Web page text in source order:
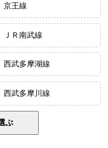
京王線
ＪＲ南武線
西武多摩湖線
西武多摩川線